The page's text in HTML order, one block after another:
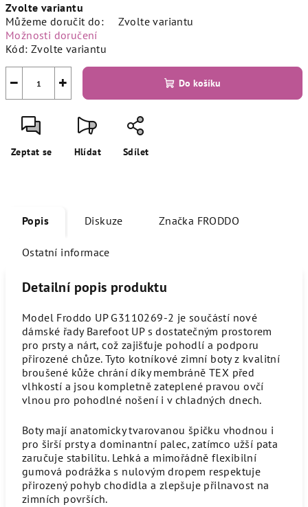
cena:
Zvolte variantu
Můžeme doručit do:
Zvolte variantu
Možnosti doručení
Kód: Zvolte variantu
+
− Do košíku
Zeptat se Hlídat Sdílet
Popis Diskuze Značka FRODDO
Ostatní informace
Detailní popis produktu
Model Froddo UP G3110269-2 je součástí nové
dámské řady Barefoot UP s dostatečným prostorem
pro prsty a nárt, což zajišťuje pohodlí a podporu
přirozené chůze. Tyto kotníkové zimní boty z kvalitní
broušené kůže chrání díky membráně TEX před
vlhkostí a jsou kompletně zateplené pravou ovčí
vlnou pro pohodlné nošení i v chladných dnech.
Boty mají anatomicky tvarovanou špičku vhodnou i
pro širší prsty a dominantní palec, zatímco užší pata
zaručuje stabilitu. Lehká a mimořádně flexibilní
gumová podrážka s nulovým dropem respektuje
přirozený pohyb chodidla a zlepšuje přilnavost na
zimních površích.